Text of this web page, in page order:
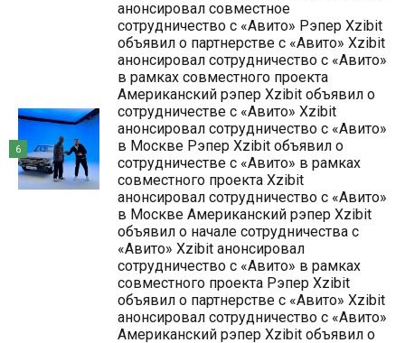
анонсировал совместное
сотрудничество с «Авито» Рэпер Xzibit
объявил о партнерстве с «Авито» Xzibit
анонсировал сотрудничество с «Авито»
в рамках совместного проекта
Американский рэпер Xzibit объявил о
сотрудничестве с «Авито» Xzibit
анонсировал сотрудничество с «Авито»
в Москве Рэпер Xzibit объявил о
сотрудничестве с «Авито» в рамках
совместного проекта Xzibit
анонсировал сотрудничество с «Авито»
в Москве Американский рэпер Xzibit
объявил о начале сотрудничества с
«Авито» Xzibit анонсировал
сотрудничество с «Авито» в рамках
совместного проекта Рэпер Xzibit
объявил о партнерстве с «Авито» Xzibit
анонсировал сотрудничество с «Авито»
Американский рэпер Xzibit объявил о
6